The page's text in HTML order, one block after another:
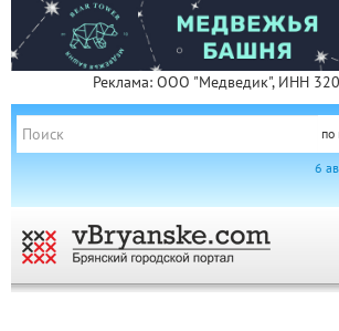
Реклама: ООО "Медведик", ИНН
по
6